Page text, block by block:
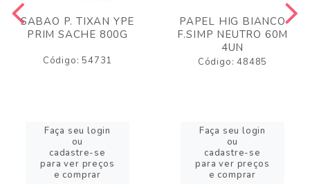
SABAO P. TIXAN YPE
PRIM SACHE 800G
Código: 54731
Faça seu login
ou
cadastre-se
para ver preços
e comprar
PAPEL HIG BIANCO
F.SIMP NEUTRO 60M
4UN
Código: 48485
Faça seu login
ou
cadastre-se
para ver preços
e comprar